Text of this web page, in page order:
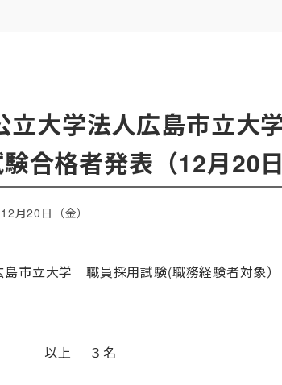
大学法人広島市立大
合格者発表（12月20日
月20日（金）
市立大学 職員採用試験(職務経験者対象）
以上
３名